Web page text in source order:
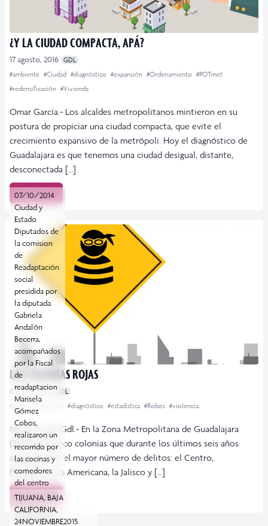
¿Y LA CIUDAD COMPACTA, APÁ?
17 agosto, 2016 GDL
#ambiente #Ciudad #diagnóstico #expansión #Ordenamiento #POTmet
#redensificación #Vivienda
Omar García.- Los alcaldes metropolitanos mintieron en su
postura de propiciar una ciudad compacta, que evite el
crecimiento expansivo de la metrópoli. Hoy el diagnóstico de
Guadalajara es que tenemos una ciudad desigual, distante,
desconectada […]
Leer más
LAS COLONIAS ROJAS
6 junio, 2016
GDL
#colonias
#diagnóstico #estadística #Robos #violencia
Más por más Gdl.- En la Zona Metropolitana de Guadalajara
(ZMG) hay cinco colonias que durante los últimos seis años
aparecen con el mayor número de delitos: el Centro,
Providencia, la Americana, la Jalisco y […]
Leer más
07/10/2014
Ciudad y
Estado
Diputados de
la comision
de
Readaptación
social
presidida por
la diputada
Gabriela
Andalón
Becerra,
acompañados
por la Fiscal
de
readaptacion
Marisela
Gómez
Cobos,
realizaron un
recorrido por
las cocinas y
comedores
del centro
penitenciario
de Puente
Grande. Foto:
TIJUANA, BAJA
CALIFORNIA,
24NOVIEMBRE2015.